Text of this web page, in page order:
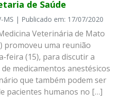
de Saúde
MS | Publicado em: 17/07/2020
Veterinária de Mato
promoveu uma reunião
feira (15), para discutir a
medicamentos anestésicos
que também podem ser
pacientes humanos no […]